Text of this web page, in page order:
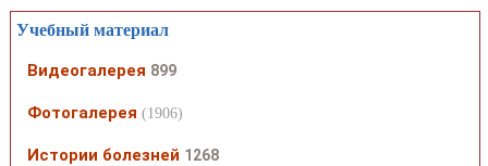
Учебный материал
Видеогалерея 899
Фотогалерея (1906)
Истории болезней 1268